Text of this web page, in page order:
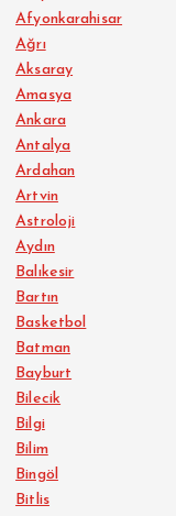
Afyonkarahisar
Ağrı
Aksaray
Amasya
Ankara
Antalya
Ardahan
Artvin
Astroloji
Aydın
Balıkesir
Bartın
Basketbol
Batman
Bayburt
Bilecik
Bilgi
Bilim
Bingöl
Bitlis